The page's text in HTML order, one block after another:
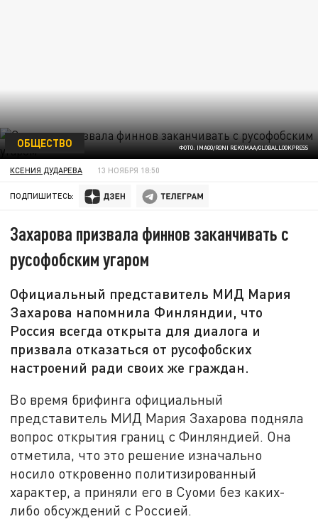
ФОТО: IMAGO/RONI REKOMAA/GLOBALLOOKPRESS
ОБЩЕСТВО
КСЕНИЯ ДУДАРЕВА 13 НОЯБРЯ 18:50
ПОДПИШИТЕСЬ:
Захарова призвала финнов заканчивать с
русофобским угаром
Официальный представитель МИД Мария
Захарова напомнила Финляндии, что
Россия всегда открыта для диалога и
призвала отказаться от русофобских
настроений ради своих же граждан.
Во время брифинга официальный
представитель МИД Мария Захарова подняла
вопрос открытия границ с Финляндией. Она
отметила, что это решение изначально
носило откровенно политизированный
характер, а приняли его в Суоми без каких-
либо обсуждений с Россией.